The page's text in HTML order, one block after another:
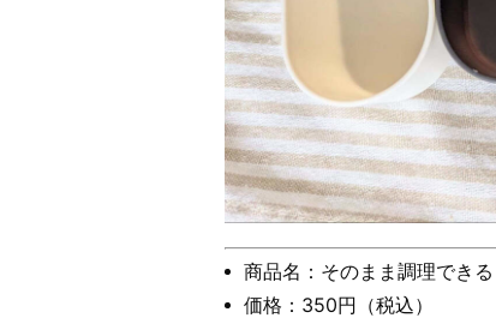
商品名：そのまま調理で
価格：350円（税込）